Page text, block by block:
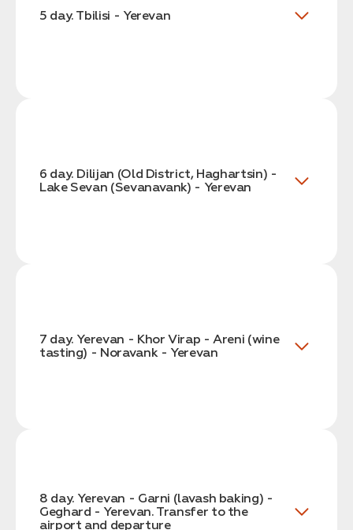
5 day. Tbilisi - Yerevan
6 day. Dilijan (Old District, Haghartsin) -
Lake Sevan (Sevanavank) - Yerevan
7 day. Yerevan - Khor Virap - Areni (wine
tasting) - Noravank - Yerevan
8 day. Yerevan - Garni (lavash baking) -
Geghard - Yerevan. Transfer to the
airport and departure